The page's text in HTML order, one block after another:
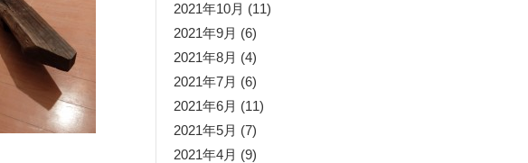
2021年10月 (11)
2021年9月 (6)
2021年8月 (4)
2021年7月 (6)
2021年6月 (11)
2021年5月 (7)
2021年4月 (9)